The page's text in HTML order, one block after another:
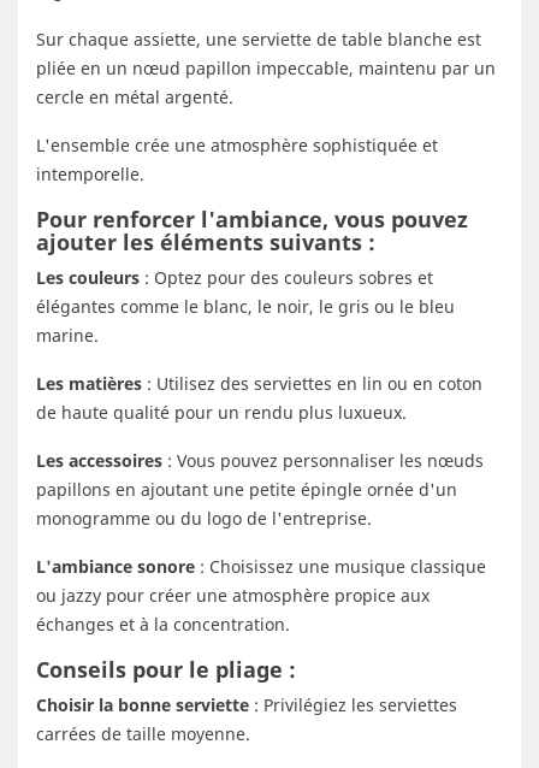
Sur chaque assiette, une serviette de table blanche est
pliée en un nœud papillon impeccable, maintenu par un
cercle en métal argenté.
L'ensemble crée une atmosphère sophistiquée et
intemporelle.
Pour renforcer l'ambiance, vous pouvez
ajouter les éléments suivants :
Les couleurs : Optez pour des couleurs sobres et
élégantes comme le blanc, le noir, le gris ou le bleu
marine.
Les matières : Utilisez des serviettes en lin ou en coton
de haute qualité pour un rendu plus luxueux.
Les accessoires : Vous pouvez personnaliser les nœuds
papillons en ajoutant une petite épingle ornée d'un
monogramme ou du logo de l'entreprise.
L'ambiance sonore : Choisissez une musique classique
ou jazzy pour créer une atmosphère propice aux
échanges et à la concentration.
Conseils pour le pliage :
Choisir la bonne serviette : Privilégiez les serviettes
carrées de taille moyenne.